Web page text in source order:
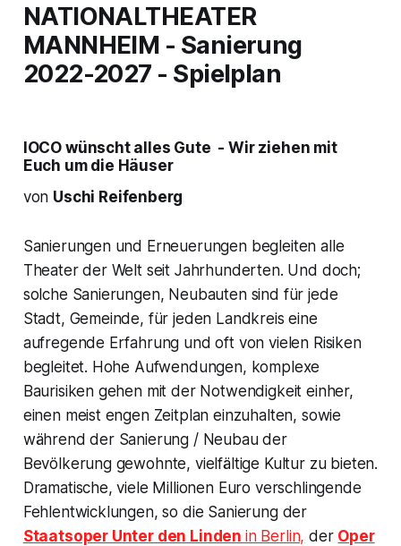
NATIONALTHEATER
MANNHEIM - Sanierung
2022-2027 - Spielplan
IOCO wünscht alles Gute - Wir ziehen mit
Euch um die Häuser
von Uschi Reifenberg
Sanierungen und Erneuerungen begleiten alle
Theater der Welt seit Jahrhunderten. Und doch;
solche Sanierungen, Neubauten sind für jede
Stadt, Gemeinde, für jeden Landkreis eine
aufregende Erfahrung und oft von vielen Risiken
begleitet. Hohe Aufwendungen, komplexe
Baurisiken gehen mit der Notwendigkeit einher,
einen meist engen Zeitplan einzuhalten, sowie
während der Sanierung / Neubau der
Bevölkerung gewohnte, vielfältige Kultur zu bieten.
Dramatische, viele Millionen Euro verschlingende
Fehlentwicklungen, so die Sanierung der
Staatsoper Unter den Linden in Berlin, der Oper